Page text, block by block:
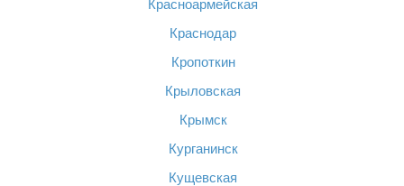
Красноармейская
Краснодар
Кропоткин
Крыловская
Крымск
Курганинск
Кущевская